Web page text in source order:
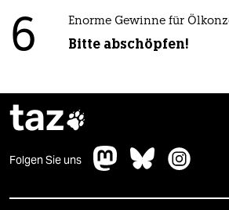
6 Enorme Gewinne für
Bitte abschöpfen!
taz
Folgen Sie uns